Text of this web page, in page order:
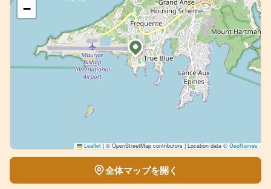
−
Leaflet |© OpenStreetMap contributors | Location data ©GeoNames
全体マップを開く